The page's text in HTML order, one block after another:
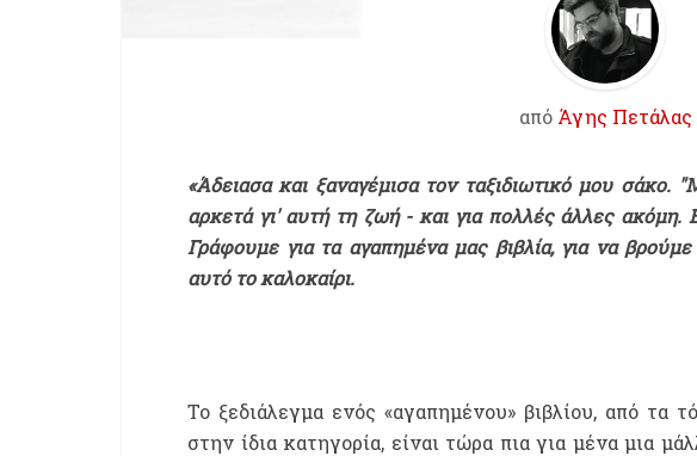
από Άγης Πετάλας
«Άδειασα και ξαναγέμισα τον ταξιδιωτικό μου σάκο.
αρκετά γι' αυτή τη ζωή - και για πολλές άλλες
Γράφουμε για τα αγαπημένα μας βιβλία, για να
αυτό το καλοκαίρι.
Το ξεδιάλεγμα ενός «αγαπημένου» βιβλίου, από τα
στην ίδια κατηγορία, είναι τώρα πια για μένα μια